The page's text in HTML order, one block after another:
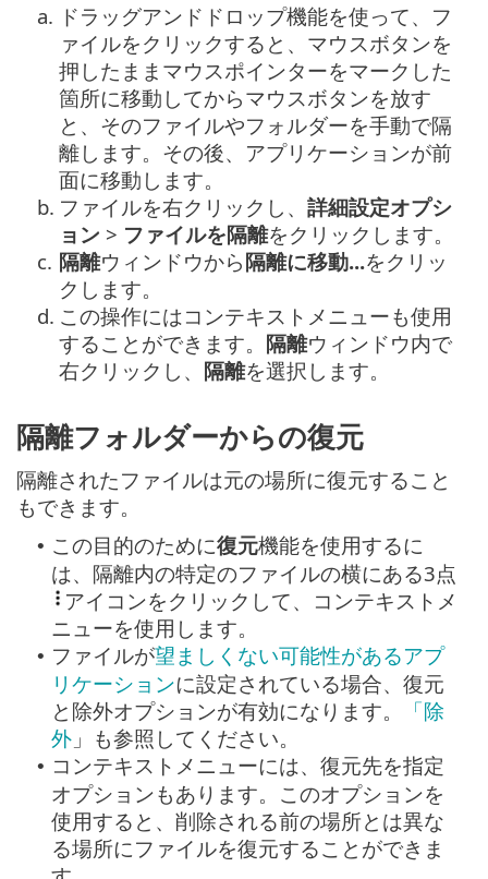
a. ドラッグアンドドロップ機能を使って、フ
ァイルをクリックすると、マウスボタンを
押したままマウスポインターをマークした
箇所に移動してからマウスボタンを放す
と、そのファイルやフォルダーを手動で隔
離します。その後、アプリケーションが前
面に移動します。
b. ファイルを右クリックし、 詳細設定オプシ
ョン > ファイルを隔離をクリックします。
c. 隔離ウィンドウから隔離に移動...をクリッ
クします。
d. この操作にはコンテキストメニューも使用
することができます。 隔離ウィンドウ内で
右クリックし、 隔離を選択します。
隔離フォルダーからの復元
隔離されたファイルは元の場所に復元すること
もできます。
• この目的のために復元機能を使用するに
は、隔離内の特定のファイルの横にある3点
アイコンをクリックして、コンテキストメ
ニューを使用します。
• ファイルが望ましくない可能性があるアプ
リケーションに設定されている場合、復元
と除外オプションが有効になります。
「除
外 」も参照してください。
• コンテキストメニューには、復元先を指定
オプションもあります。このオプションを
使用すると、削除される前の場所とは異な
る場所にファイルを復元することができま